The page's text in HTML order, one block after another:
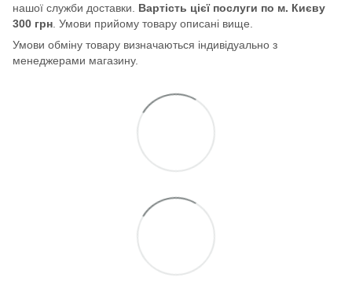
нашої служби доставки. Вартість цієї послуги по м. Києву
300 грн . Умови прийому товару описані вище.
Умови обміну товару визначаються індивідуально з
менеджерами магазину.